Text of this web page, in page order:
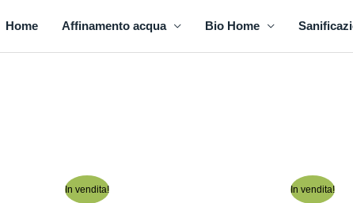
Home Affinamento acqua Bio Home
In vendita! In vendita!